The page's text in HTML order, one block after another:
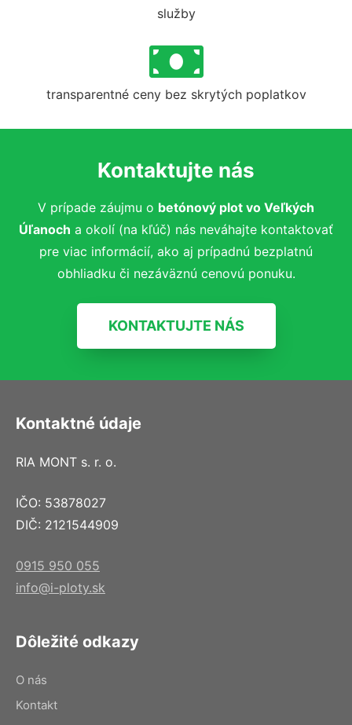
služby
transparentné ceny bez skrytých poplatkov
Kontaktujte nás
V prípade záujmu o betónový plot vo Veľkých
Úľanoch a okolí (na kľúč) nás neváhajte kontaktovať
pre viac informácií, ako aj prípadnú bezplatnú
obhliadku či nezáväznú cenovú ponuku.
KONTAKTUJTE NÁS
Kontaktné údaje
RIA MONT s. r. o.
IČO: 53878027
DIČ: 2121544909
0915 950 055
info@i-ploty.sk
Dôležité odkazy
O nás
Kontakt